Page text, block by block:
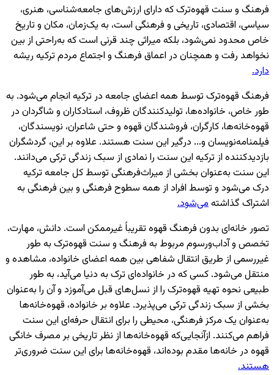
فرهنگ و سنت قهوه‌ترک که دارای ارزش‌های جامعه‌شناسی، هنری،
سیاسی، اقتصادی، تاریخی و فرهنگی است، به یک‌زمان، مکان و تاریخ
خاص محدود نمی‌شود، بلکه میراثی چند قرنی است که به‌راحتی از بین
نخواهد رفت و همچنان در اعماق فرهنگ و اجتماع مردم ترکیه ریشه
دارد.
فرهنگ قهوه‌ترک توسط همه اعضای جامعه در ترکیه انجام می‌شود. به
طور خاص، خانواده‌ها، تولیدکنندگان ظروف، استادکاران و شاگردان در
قهوه‌خانه‌ها، کارگران، فروشندگان قهوه و حتی شاعران، نویسندگان،
فیلمنامه‌نویسان و... درگیر این سنت هستند. علاوه بر این، گردشگران
بازدیدکننده از ترکیه این سنت را نمادی از سبک زندگی ترکی می‌دانند.
این سنت به‌عنوان بخشی از میراث‌فرهنگی توسط کل جامعه ترکیه
درک می‌شود و توسط افراد از همه سطوح فرهنگی و بین فرهنگی به
اشتراک گذاشتهمی‌شود.
تصور خانه‌ای بدون فرهنگ قهوه تقریباً غیرممکن است. دانش، مهارت،
تخصص و آداب‌ورسوم مربوط به فرهنگ و سنت قهوه‌ترک به طور
غیررسمی از طریق انتقال شفاهی بین همه اعضای خانواده، مشاهده و
منتقل می‌شود. کسی که در خانواده‌ای ترک به دنیا می‌آید، به طور
طبیعی نحوه تهیه قهوه‌ترک را از نسل‌های قبل می‌آموزد و آن را به‌عنوان
بخشی از سبک زندگی ترکی می‌پذیرد. علاوه بر خانواده، قهوه‌خانه‌ها
به‌عنوان یک مرکز فرهنگی، محیطی را برای انتقال حرفه‌ای این سنت
فراهم می‌کنند. ازآنجایی‌که قهوه‌خانه‌ها از نظر تاریخی بر مصرف خانگی
قهوه در خانه‌ها مقدم بوده‌اند، قهوه‌خانه‌ها برای این سنت ضروری‌تر
هستند.